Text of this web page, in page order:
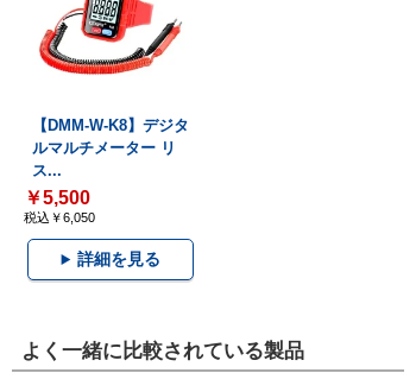
【DMM-W-K8】デジタ
ルマルチメーター リ
ス...
￥5,500
税込￥6,050
詳細を見る
よく一緒に比較されている製品